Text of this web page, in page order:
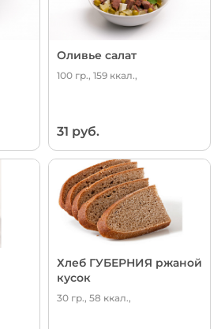
Оливье салат
100 гр., 159 ккал.,
31 руб.
Хлеб ГУБЕРНИЯ ржаной
кусок
30 гр., 58 ккал.,